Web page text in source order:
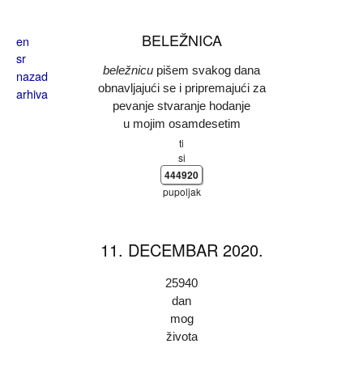
BELEŽNICA
beležnicu pišem svakog dana
obnavljajući se i pripremajući za
pevanje stvaranje hodanje
u mojim osamdesetim
ti
si
444920
pupoljak
11. DECEMBAR 2020.
25940
dan
mog
života
en
sr
nazad
arhiva